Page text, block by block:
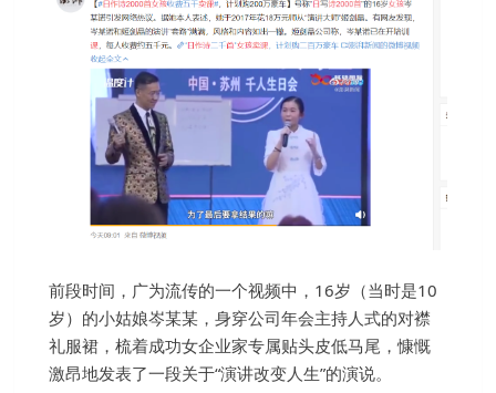
前段时间，广为流传的一个视频中，16岁（当时是10
岁）的小姑娘岑某某，身穿公司年会主持人式的对襟
礼服裙，梳着成功女企业家专属贴头皮低马尾，慷慨
激昂地发表了一段关于“演讲改变人生”的演说。